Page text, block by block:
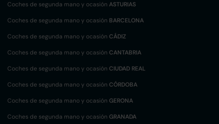
Coches de segunda mano y ocasión ASTURIAS
Coches de segunda mano y ocasión BARCELONA
Coches de segunda mano y ocasión CÁDIZ
Coches de segunda mano y ocasión CANTABRIA
Coches de segunda mano y ocasión CIUDAD REAL
Coches de segunda mano y ocasión CÓRDOBA
Coches de segunda mano y ocasión GERONA
Coches de segunda mano y ocasión GRANADA